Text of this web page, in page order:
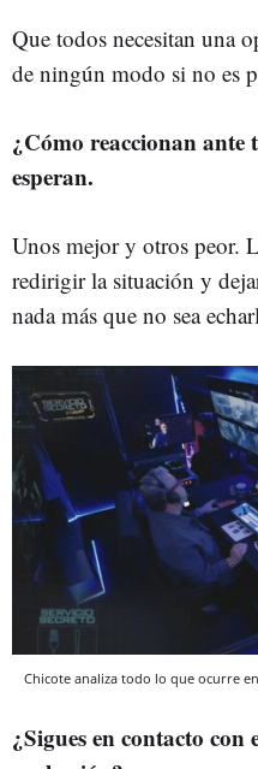
Que todos necesitan una
de ningún modo si no es
¿Cómo reaccionan
esperan.
Unos mejor y otros peor.
redirigir la situación y
nada más que no sea
Chicote analiza todo lo que ocurre
¿Sigues en contacto con